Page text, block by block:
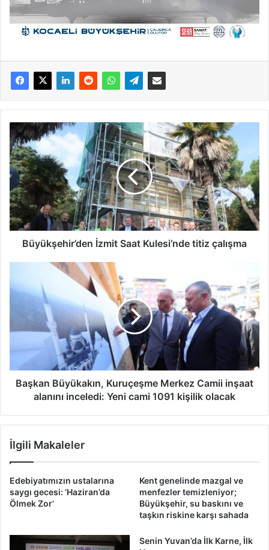
Büyükşehir’den
İzmit
Saat
Kulesi’nde
titiz
çalışma
Büyükşehir’den İzmit Saat Kulesi’nde titiz çalışma
Kuruçeşme
Camii
inşaat
Yeni
cami
Başkan Büyükakın, Kuruçeşme Merkez Camii inşaat
alanını inceledi: Yeni cami 1091 kişilik olacak
İlgili Makaleler
Edebiyatımızın ustalarına
saygı gecesi: ‘Haziran’da
Ölmek Zor’
Kent genelinde mazgal ve
menfezler temizleniyor;
Büyükşehir, su baskını ve
taşkın riskine karşı sahada
Senin Yuvan’da İlk Karne, İlk